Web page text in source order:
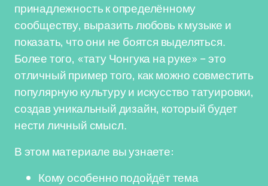
принадлежность к определённому
сообществу, выразить любовь к музыке и
показать, что они не боятся выделяться.
Более того, «тату Чонгука на руке» – это
отличный пример того, как можно совместить
популярную культуру и искусство татуировки,
создав уникальный дизайн, который будет
нести личный смысл.
В этом материале вы узнаете:
Кому особенно подойдёт тема